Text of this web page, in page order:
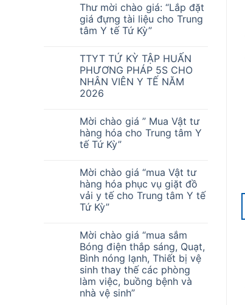
Thư mời chào giá: “Lắp đặt
giá đựng tài liệu cho Trung
tâm Y tế Tứ Kỳ”
TTYT TỨ KỲ TẬP HUẤN
PHƯƠNG PHÁP 5S CHO
NHÂN VIÊN Y TẾ NĂM
2026
Mời chào giá ” Mua Vật tư
hàng hóa cho Trung tâm Y
tế Tứ Kỳ”
Mời chào giá “mua Vật tư
hàng hóa phục vụ giặt đồ
vải y tế cho Trung tâm Y tế
Tứ Kỳ”
Mời chào giá “mua sắm
Bóng điện thắp sáng, Quạt,
Bình nóng lạnh, Thiết bị vệ
sinh thay thế các phòng
làm việc, buồng bệnh và
nhà vệ sinh”